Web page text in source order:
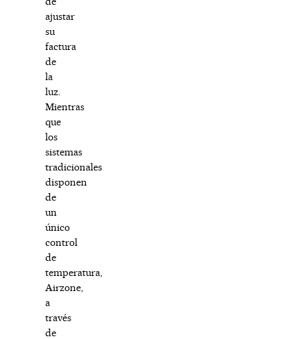
ajustar
su
factura
de
la
luz.
Mientras
que
los
sistemas
tradicionales
disponen
de
un
único
control
de
temperatura,
Airzone,
a
través
de